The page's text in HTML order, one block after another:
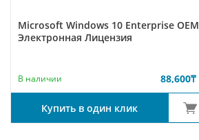
Microsoft Windows 10 Enterprise ОЕМ
Электронная Лицензия
В наличии 88,600₸
Купить в один клик